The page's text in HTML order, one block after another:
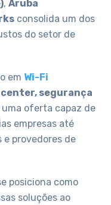
,Aruba
consolida um dos
do setor de
em Wi-Fi
segurança
uma oferta capaz de
empresas até
provedores de
posiciona como
soluções ao